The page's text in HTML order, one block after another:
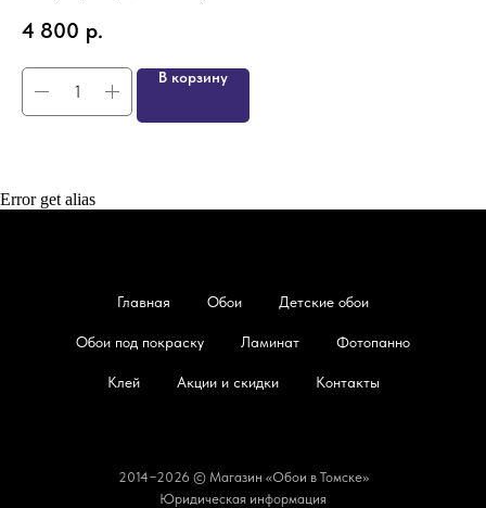
4 800 р.
В корзину
Error get alias
Главная Обои Детские обои
Обои под покраску Ламинат Фотопанно
Клей Акции и скидки Контакты
2014−2026 © Магазин «Обои в Томске»
Юридическая информация